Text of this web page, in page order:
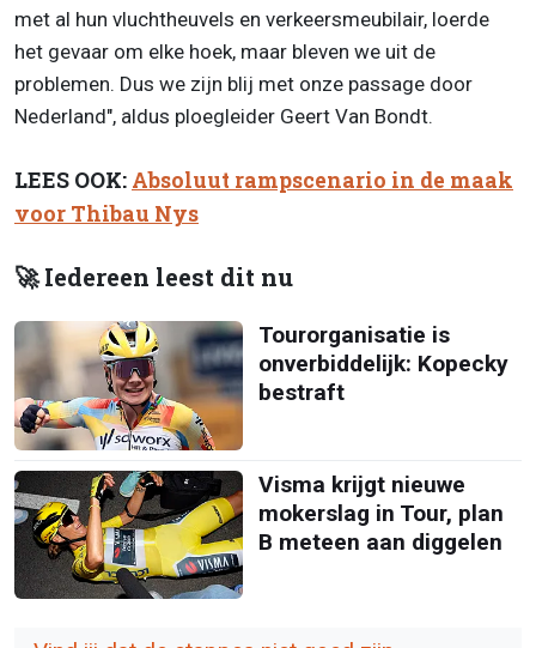
met al hun vluchtheuvels en verkeersmeubilair, loerde
het gevaar om elke hoek, maar bleven we uit de
problemen. Dus we zijn blij met onze passage door
Nederland", aldus ploegleider Geert Van Bondt.
LEES OOK: Absoluut rampscenario in de maak
voor Thibau Nys
🚀 Iedereen leest dit nu
Tourorganisatie is
onverbiddelijk: Kopecky
bestraft
Visma krijgt nieuwe
mokerslag in Tour, plan
B meteen aan diggelen